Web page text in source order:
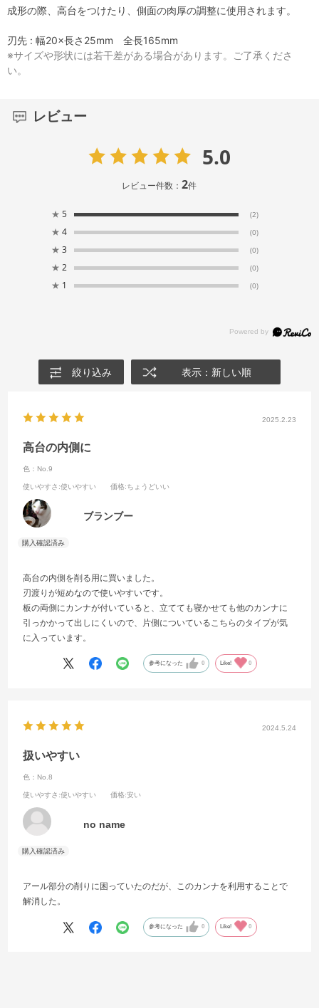
成形の際、高台をつけたり、側面の肉厚の調整に使用されます。
刃先 : 幅20×長さ25mm 全長165mm
※サイズや形状には若干差がある場合があります。ご了承くださ
い。
レビュー
5.0
レビュー件数：2件
★ 5 (2)
★ 4 (0)
★ 3 (0)
★ 2 (0)
★ 1 (0)
絞り込み 表示：新しい順
2025.2.23
高台の内側に
色：No.9
使いやすさ :使いやすい 価格:ちょうどいい
ブランブー
高台の内側を削る用に買いました。
刃渡りが短めなので使いやすいです。
板の両側にカンナが付いていると、立てても寝かせても他のカンナに
引っかかって出しにくいので、片側についているこちらのタイプが気
に入っています。
参考になった 0 Like! 0
2024.5.24
扱いやすい
色：No.8
使いやすさ :使いやすい 価格:安い
no name
アール部分の削りに困っていたのだが、このカンナを利用することで
解消した。
参考になった 0 Like! 0